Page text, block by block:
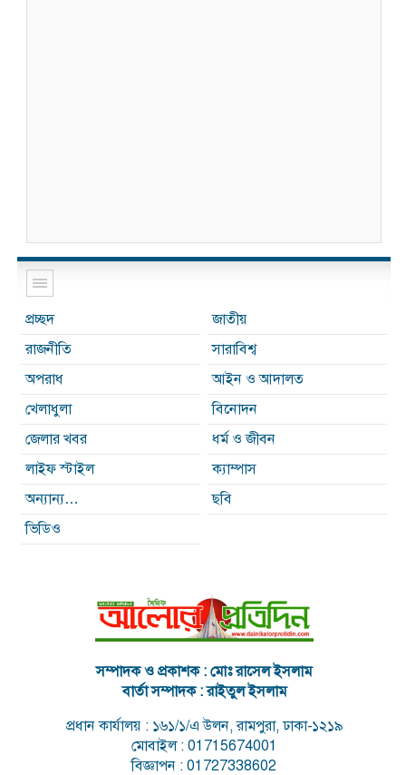
প্রচ্ছদ
জাতীয়
রাজনীতি
সারাবিশ্ব
অপরাধ
আইন ও আদালত
খেলাধুলা
বিনোদন
জেলার খবর
ধর্ম ও জীবন
লাইফ স্টাইল
ক্যাম্পাস
অন্যান্য…
ছবি
ভিডিও
সম্পাদক ও প্রকাশক : মোঃ রাসেল ইসলাম
বার্তা সম্পাদক : রাইতুল ইসলাম
প্রধান কার্যালয় : ১৬১/১/এ উলন, রামপুরা, ঢাকা-১২১৯
মোবাইল : 01715674001
বিজ্ঞাপন : 01727338602